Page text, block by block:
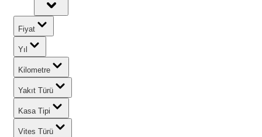
Fiyat
Yıl
Kilometre
Yakıt Türü
Kasa Tipi
Vites Türü